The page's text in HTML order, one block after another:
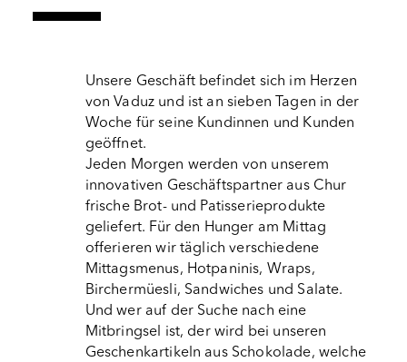
Unsere Geschäft befindet sich im Herzen
von Vaduz und ist an sieben Tagen in der
Woche für seine Kundinnen und Kunden
geöffnet.
Jeden Morgen werden von unserem
innovativen Geschäftspartner aus Chur
frische Brot- und Patisserieprodukte
geliefert. Für den Hunger am Mittag
offerieren wir täglich verschiedene
Mittagsmenus, Hotpaninis, Wraps,
Birchermüesli, Sandwiches und Salate.
Und wer auf der Suche nach eine
Mitbringsel ist, der wird bei unseren
Geschenkartikeln aus Schokolade, welche